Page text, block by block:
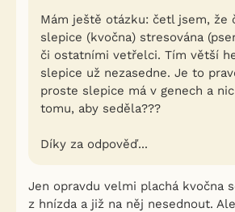
Mám ještě otázku: četl jsem, že
slepice (kvočna) stresována
či ostatními vetřelci. Tím větší
slepice už nezasedne. Je to
proste slepice má v genech a
tomu, aby seděla???
Díky za odpověď...
Jen opravdu velmi plachá kvočna
z hnízda a již na něj nesednout.